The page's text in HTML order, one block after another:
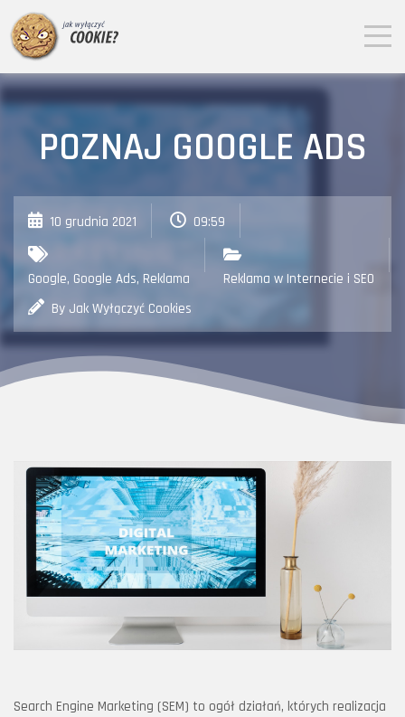
POZNAJ GOOGLE ADS
10 grudnia 2021 09:59
Google, Google Ads, Reklama
Reklama w Internecie i SEO
By Jak Wyłączyć Cookies
Search Engine Marketing (SEM) to ogół działań, których realizacja